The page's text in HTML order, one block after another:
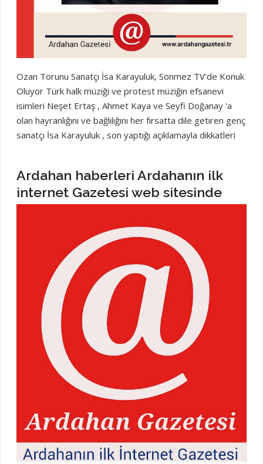
Ozan Torunu Sanatçı İsa Karayuluk, Sonmez TV'de Konuk
Oluyor Türk halk müziği ve protest müziğin efsanevi
isimleri Neşet Ertaş , Ahmet Kaya ve Seyfi Doğanay 'a
olan hayranlığını ve bağlılığını her fırsatta dile getiren genç
sanatçı İsa Karayuluk , son yaptığı açıklamayla dikkatleri
Seyfi Doğanay'ın torunuyum" dedi. Son zamanlarda
yaşadığı yorgunluk ve suskunluğu dile getiren sanatçı İsa
sizleri çok seviyorum gönül dostlarım" diyerek
hayranlarına duygusal bir mesaj gönderdi. Kendisini bir
ozan torunu olarak tanımlayan ve sanatına layık olmaya
çalıştığını belirten Karayuluk, söz ve müziği kendisine ait
olan eserleriyle ilgili de ipuçları verdi. "Sözü müziği bana
ait olan eserlerim tabii ki sizler için" diyen sanatçı, gel...
Ardahan haberleri Ardahanın ilk
internet Gazetesi web sitesinde